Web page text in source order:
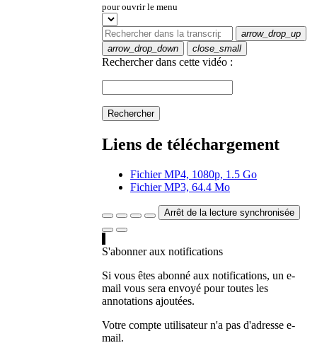
pour ouvrir le menu
arrow_drop_up
arrow_drop_down
close_small
Rechercher dans cette vidéo :
Rechercher
Liens de téléchargement
Fichier MP4, 1080p, 1.5 Go
Fichier MP3, 64.4 Mo
Arrêt de la lecture synchronisée
S'abonner aux notifications
Si vous êtes abonné aux notifications, un e-
mail vous sera envoyé pour toutes les
annotations ajoutées.
Votre compte utilisateur n'a pas d'adresse e-
mail.